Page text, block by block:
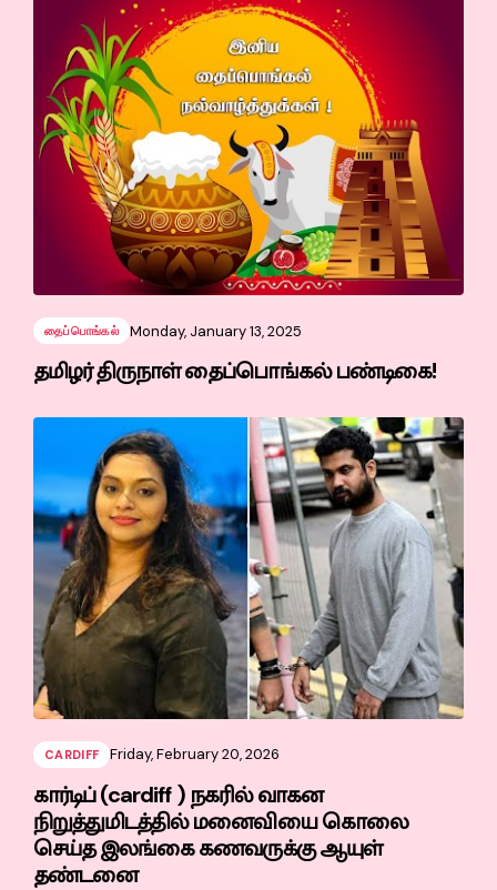
தைப்பொங்கல் Monday, January 13, 2025
தமிழர் திருநாள் தைப்பொங்கல் பண்டிகை!
CARDIFF Friday, February 20, 2026
கார்டிப் (cardiff ) நகரில் வாகன
நிறுத்துமிடத்தில் மனைவியை கொலை
செய்த இலங்கை கணவருக்கு ஆயுள்
தண்டனை